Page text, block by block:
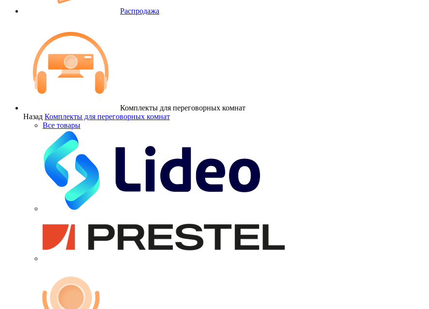
Распродажа
Комплекты для переговорных комнат
Назад Комплекты для переговорных комнат
Все товары